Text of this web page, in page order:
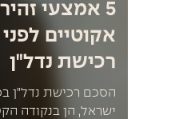
5 אמצעי
אקוטיים לפני
רכישת נדל"ן
הסכם רכישת נדל"ן
ישראל, הן בנקודה